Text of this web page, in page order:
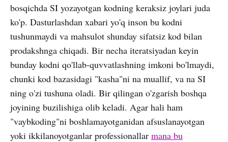
bosqichda SI yozayotgan kodning keraksiz joylari juda
ko'p. Dasturlashdan xabari yo'q inson bu kodni
tushunmaydi va mahsulot shunday sifatsiz kod bilan
prodakshnga chiqadi. Bir necha iteratsiyadan keyin
bunday kodni qo'llab-quvvatlashning imkoni bo'lmaydi,
chunki kod bazasidagi "kasha"ni na muallif, va na SI
ning o'zi tushuna oladi. Bir qilingan o'zgarish boshqa
joyining buzilishiga olib keladi. Agar hali ham
"vaybkoding"ni boshlamayotganidan afsuslanayotgan
yoki ikkilanoyotganlar professionallar mana bu